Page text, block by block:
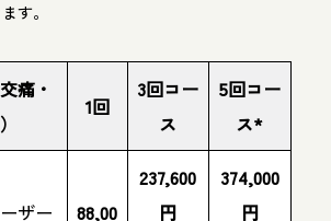
す。
痛・
1回
3回コー
ス
5回コー
ス*
ザー
88,00
237,600
円
374,000
円